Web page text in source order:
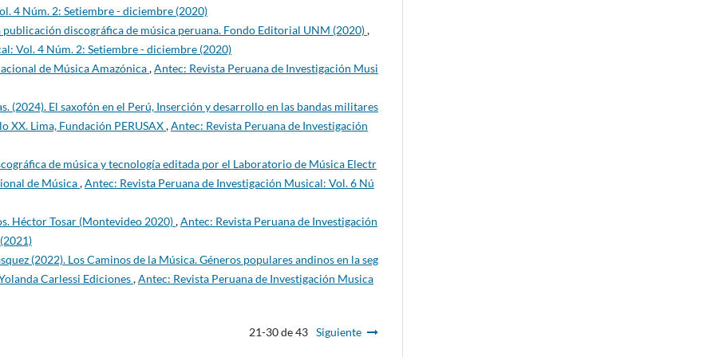
4 Núm. 2: Setiembre - diciembre (2020)
publicación discográfica de música peruana. Fondo Editorial UNM (2020),
Vol. 4 Núm. 2: Setiembre - diciembre (2020)
de Música Amazónica,Antec: Revista Peruana de Investigación Musi
(2024). El saxofón en el Perú, Inserción y desarrollo en las bandas militares
XX. Lima, Fundación PERUSAX,Antec: Revista Peruana de Investigación
de música y tecnología editada por el Laboratorio de Música Electr
de Música,Antec: Revista Peruana de Investigación Musical: Vol. 6 Nú
Héctor Tosar (Montevideo 2020),Antec: Revista Peruana de Investigación
(2022). Los Caminos de la Música. Géneros populares andinos en la seg
Carlessi Ediciones,Antec: Revista Peruana de Investigación Musica
21-30 de 43 Siguiente